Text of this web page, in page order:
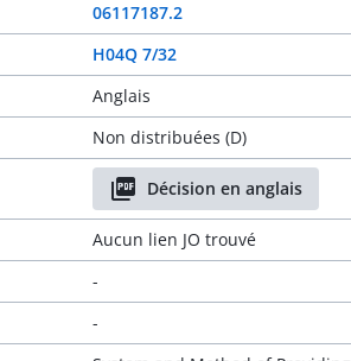
06117187.2
H04Q 7/32
Anglais
Non distribuées (D)
Décision en anglais
Aucun lien JO trouvé
-
-